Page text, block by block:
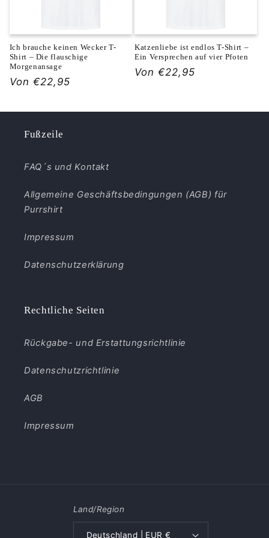
Ich brauche keinen Wecker T-
Shirt – Die flauschige
Morgenansage
Normaler
Von €22,95
Katzenliebe ist endlos T-Shirt –
Ein Versprechen auf vier Pfoten
Normaler
Von €22,95
Fußzeile
FAQ´s und Kontakt
Allgemeine Geschäftsbedingungen (AGB) für
Purrshirt
Impressum
Datenschutzerklärung
Rechtliche Seiten
Rückgabe- und Erstattungsrichtlinie
Datenschutzrichtlinie
AGB
Impressum
Land/Region
Deutschland | EUR €